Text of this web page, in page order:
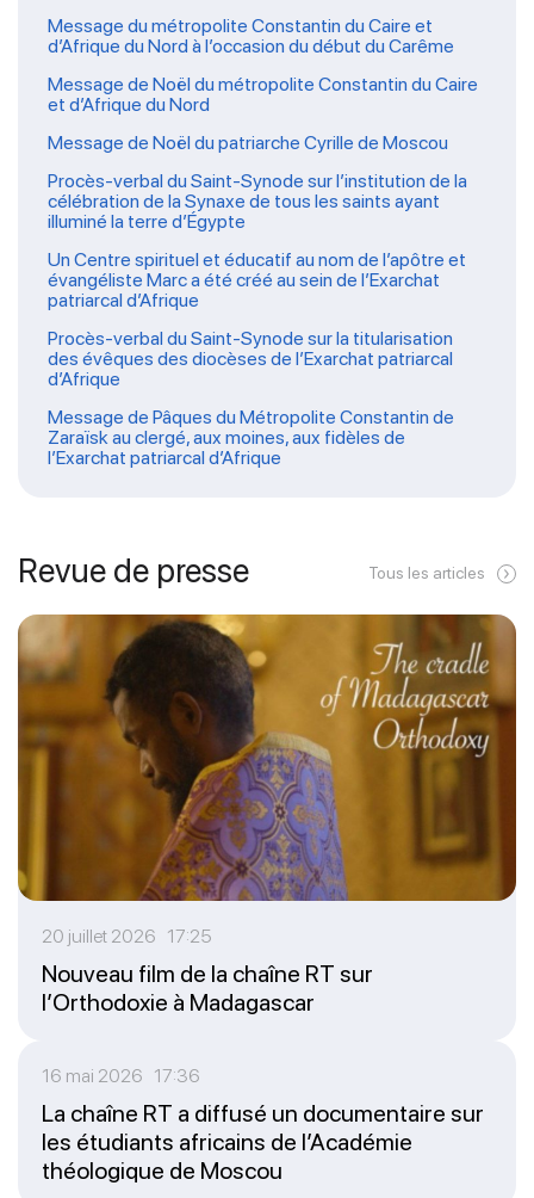
Message du métropolite Constantin du Caire et
d’Afrique du Nord à l’occasion du début du Carême
Message de Noël du métropolite Constantin du Caire
et d’Afrique du Nord
Message de Noël du patriarche Cyrille de Moscou
Procès-verbal du Saint-Synode sur l’institution de la
célébration de la Synaxe de tous les saints ayant
illuminé la terre d’Égypte
Un Centre spirituel et éducatif au nom de l’apôtre et
évangéliste Marc a été créé au sein de l’Exarchat
patriarcal d’Afrique
Procès-verbal du Saint-Synode sur la titularisation
des évêques des diocèses de l’Exarchat patriarcal
d’Afrique
Message de Pâques du Métropolite Constantin de
Zaraïsk au clergé, aux moines, aux fidèles de
l’Exarchat patriarcal d’Afrique
Revue de presse Tous les articles
20 juillet 2026 17:25
Nouveau film de la chaîne RT sur
l’Orthodoxie à Madagascar
16 mai 2026 17:36
La chaîne RT a diffusé un documentaire sur
les étudiants africains de l’Académie
théologique de Moscou